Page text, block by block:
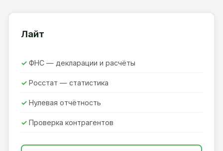
Лайт
ФНС — декларации и расчёты
Росстат — статистика
Нулевая отчётность
Проверка контрагентов